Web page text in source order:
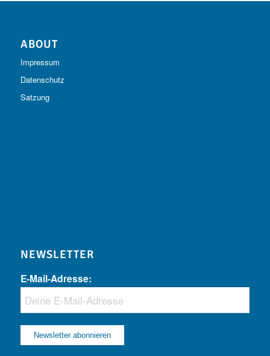
ABOUT
Impressum
Datenschutz
Satzung
NEWSLETTER
E-Mail-Adresse: